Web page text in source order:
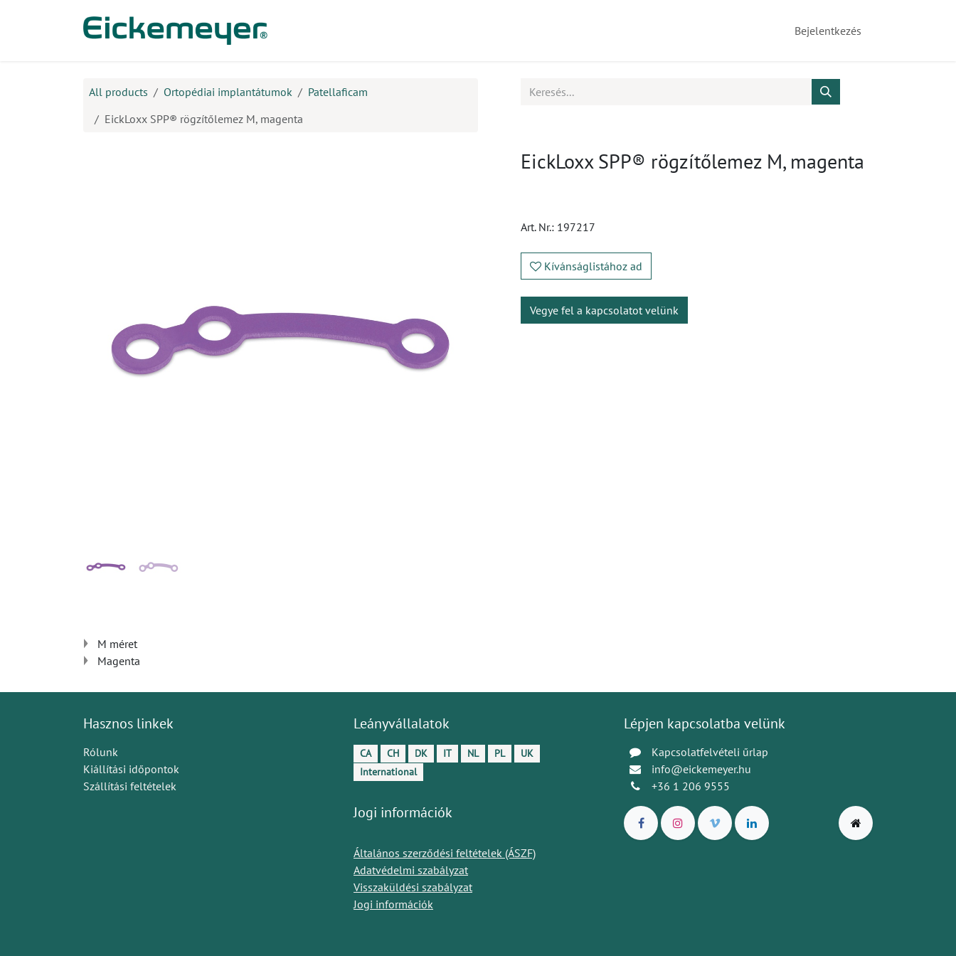
Bejelentkezés
All products Ortopédiai implantátumok
Patellaficam
EickLoxx SPP® rögzítőlemez M, magenta
EickLoxx SPP® rögzítőlemez M, magenta
Art. Nr.: 197217
Kívánságlistához ad
Vegye fel a kapcsolatot velünk
M méret
Magenta
Hasznos linkek
Rólunk
Kiállítási időpontok
Szállítási feltételek
Leányvállalatok
CA CH DK IT NL PL
UK
International
Jogi információk
Általános szerződési feltételek (ÁSZF)
Adatvédelmi szabályzat
Visszaküldési szabályzat
Jogi információk
Lépjen kapcsolatba velünk
Kapcsolatfelvételi űrlap
info@eickemeyer.hu
+36 1 206 9555